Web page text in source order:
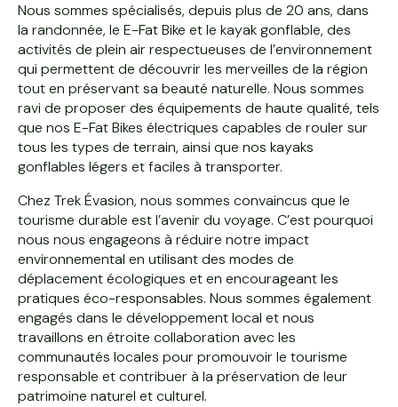
Nous sommes spécialisés, depuis plus de 20 ans, dans
la randonnée, le E-Fat Bike et le kayak gonflable, des
activités de plein air respectueuses de l’environnement
qui permettent de découvrir les merveilles de la région
tout en préservant sa beauté naturelle. Nous sommes
ravi de proposer des équipements de haute qualité, tels
que nos E-Fat Bikes électriques capables de rouler sur
tous les types de terrain, ainsi que nos kayaks
gonflables légers et faciles à transporter.
Chez Trek Évasion, nous sommes convaincus que le
tourisme durable est l’avenir du voyage. C’est pourquoi
nous nous engageons à réduire notre impact
environnemental en utilisant des modes de
déplacement écologiques et en encourageant les
pratiques éco-responsables. Nous sommes également
engagés dans le développement local et nous
travaillons en étroite collaboration avec les
communautés locales pour promouvoir le tourisme
responsable et contribuer à la préservation de leur
patrimoine naturel et culturel.